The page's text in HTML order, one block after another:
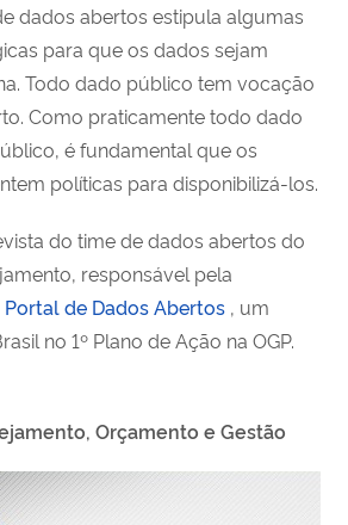
dados abertos estipula algumas
para que os dados sejam
Todo dado público tem vocação
Como praticamente todo dado
é fundamental que os
políticas para disponibilizá-los.
do time de dados abertos do
responsável pela
Portal de Dados Abertos , um
no 1º Plano de Ação na OGP.
Orçamento e Gestão